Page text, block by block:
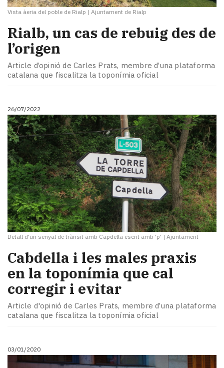
Vista àeria del poble de Rialp | Ajuntament de Rialp
Rialb, un cas de rebuig des de
l’origen
Article d’opinió de Carles Prats, membre d’una plataforma
catalana que fiscalitza la toponímia oficial
26/07/2022
Detall d'un senyal de trànsit amb Capdella escrit amb 'p' | Ajuntament
Cabdella i les males praxis
en la toponímia que cal
corregir i evitar
Article d'opinió de Carles Prats, membre d’una plataforma
catalana que fiscalitza la toponímia oficial
03/01/2020